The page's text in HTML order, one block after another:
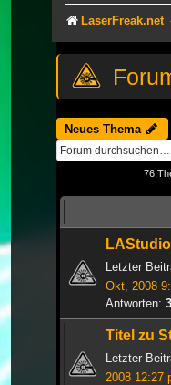
LaserFreak.net
Neues Thema
76
Letzter
Okt, 2008
Antworten: 3
Titel zu
Letzter
2008 12:27